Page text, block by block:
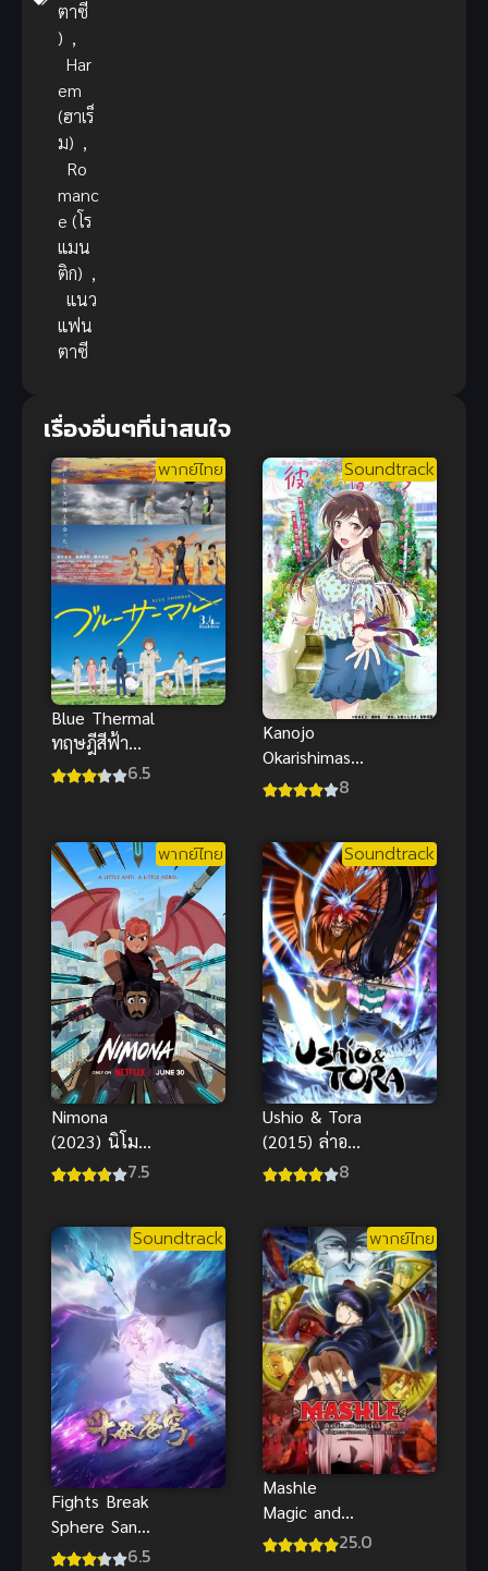
ตาซี
) ,
Har
em
(ฮาเร็
ม) ,
Ro
manc
e (โร
แมน
ติก) ,
แนว
แฟน
ตาซี
เรื่องอื่นๆที่น่าสนใจ
พากย์ไทย
Blue Thermal
ทฤษฎีสีฟ้า
พากย์ไทย
เครื่องร่อนสุด
สนุกดี
6.5
Soundtrack
Kanojo
Okarishimasu
สะดุดรักยัย8
พากย์ไทย
Nimona
(2023) นิโม
นา พากย์ไทย
คชั่นสุดป่วน
น่ารัก
7.5
Soundtrack
Ushio & Tora
(2015) ล่าอสูร
กาย
8
Soundtrack
Fights Break
Sphere San
Nian Zhi Yao
6.5
พากย์ไทย
Mashle
Magic and
Muscles
25.0